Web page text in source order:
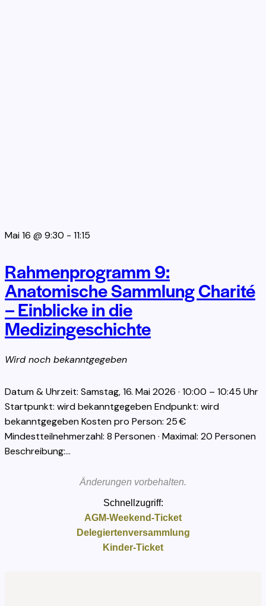
Mai 16 @ 9:30 - 11:15
Rahmenprogramm 9:
Anatomische Sammlung Charité
– Einblicke in die
Medizingeschichte
Wird noch bekanntgegeben
Datum & Uhrzeit: Samstag, 16. Mai 2026 · 10:00 – 10:45 Uhr
Startpunkt: wird bekanntgegeben Endpunkt: wird
bekanntgegeben Kosten pro Person: 25 €
Mindestteilnehmerzahl: 8 Personen · Maximal: 20 Personen
Beschreibung:…
Änderungen vorbehalten.
Schnellzugriff:
AGM-Weekend-Ticket
Delegiertenversammlung
Kinder-Ticket